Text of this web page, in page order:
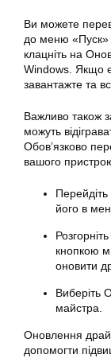
Ви можете
до меню «Пуск»
клацніть на
Windows. Якщо є
завантажте та
Важливо також
можуть
Обов’язково
вашого
його в
кнопкою
оновити
Виберіть
майстра.
Оновлення
допомогти